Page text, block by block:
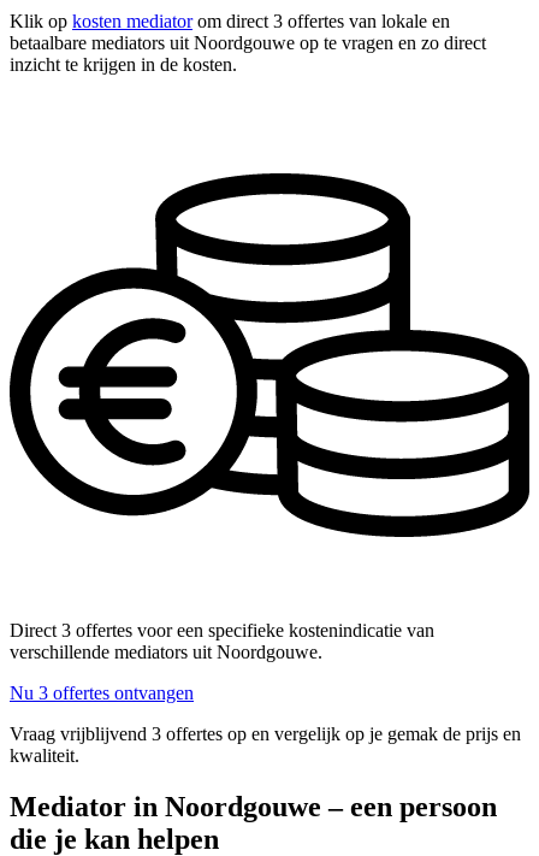
Klik op kosten mediatorom direct 3 offertes van lokale en
betaalbare mediators uit Noordgouwe op te vragen en zo direct
inzicht te krijgen in de kosten.
Direct 3 offertes voor een specifieke kostenindicatie van
verschillende mediators uit Noordgouwe.
Nu 3 offertes ontvangen
Vraag vrijblijvend 3 offertes op en vergelijk op je gemak de prijs en
kwaliteit.
Mediator in Noordgouwe – een persoon
die je kan helpen